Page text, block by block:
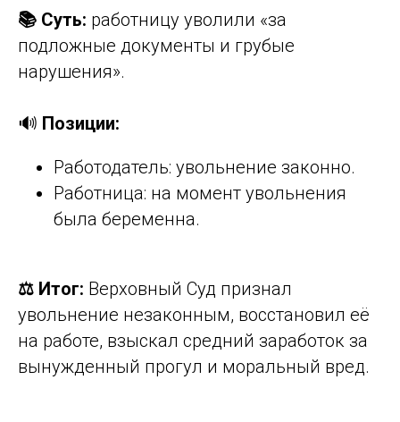
📚 Суть: работницу уволили «за
подложные документы и грубые
нарушения».
🔊 Позиции:
Работодатель: увольнение законно.
Работница: на момент увольнения
была беременна.
⚖️ Итог: Верховный Суд признал
увольнение незаконным, восстановил её
на работе, взыскал средний заработок за
вынужденный прогул и моральный вред.